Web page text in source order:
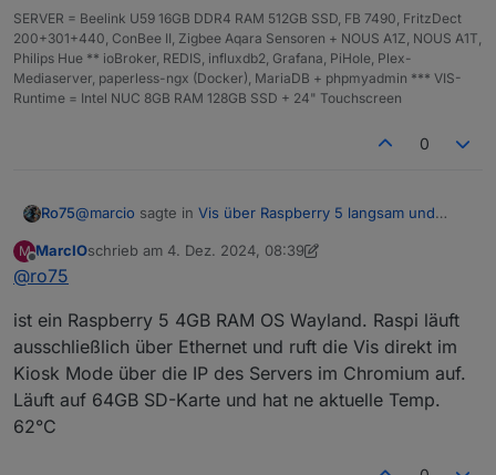
SERVER = Beelink U59 16GB DDR4 RAM 512GB SSD, FB 7490, FritzDect
200+301+440, ConBee II, Zigbee Aqara Sensoren + NOUS A1Z, NOUS A1T,
Philips Hue ** ioBroker, REDIS, influxdb2, Grafana, PiHole, Plex-
Mediaserver, paperless-ngx (Docker), MariaDB + phpmyadmin *** VIS-
Runtime = Intel NUC 8GB RAM 128GB SSD + 24" Touchscreen
0
Ro75@marcio sagte in Vis über Raspberry 5 langsam und
gut dann alle technischen Daten zum Raspi, inkl.
Betriebssystem. Anbindung Netzwerk, Temperatur,
SSD/SD-Karte. Aufruf URL...
Ro75.
M
Offline
MarcIOschrieb am 4. Dez. 2024, 08:39
zuletzt editiert von MarcIO12. Apr. 2024, 09:40
@ro75
ist ein Raspberry 5 4GB RAM OS Wayland. Raspi läuft
ausschließlich über Ethernet und ruft die Vis direkt im
Kiosk Mode über die IP des Servers im Chromium auf.
Läuft auf 64GB SD-Karte und hat ne aktuelle Temp.
62°C